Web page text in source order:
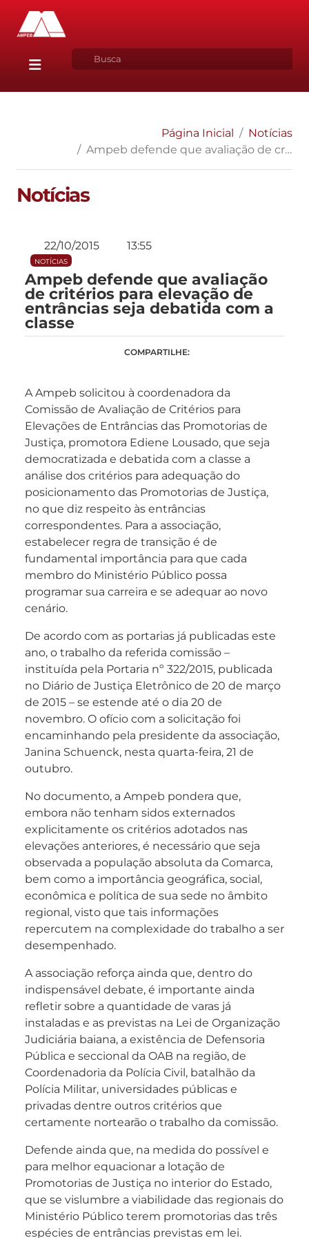
Página Inicial
Notícias
Ampeb defende que avaliação de critérios para elevação de entrâncias seja debatida com a classe
Notícias
22/10/2015 13:55
NOTÍCIAS
Ampeb defende que avaliação
de critérios para elevação de
entrâncias seja debatida com a
classe
COMPARTILHE:
A Ampeb solicitou à coordenadora da
Comissão de Avaliação de Critérios para
Elevações de Entrâncias das Promotorias de
Justiça, promotora Ediene Lousado, que seja
democratizada e debatida com a classe a
análise dos critérios para adequação do
posicionamento das Promotorias de Justiça,
no que diz respeito às entrâncias
correspondentes. Para a associação,
estabelecer regra de transição é de
fundamental importância para que cada
membro do Ministério Público possa
programar sua carreira e se adequar ao novo
cenário.
De acordo com as portarias já publicadas este
ano, o trabalho da referida comissão –
instituída pela Portaria nº 322/2015, publicada
no Diário de Justiça Eletrônico de 20 de março
de 2015 – se estende até o dia 20 de
novembro. O ofício com a solicitação foi
encaminhando pela presidente da associação,
Janina Schuenck, nesta quarta-feira, 21 de
outubro.
No documento, a Ampeb pondera que,
embora não tenham sidos externados
explicitamente os critérios adotados nas
elevações anteriores, é necessário que seja
observada a população absoluta da Comarca,
bem como a importância geográfica, social,
econômica e política de sua sede no âmbito
regional, visto que tais informações
repercutem na complexidade do trabalho a ser
desempenhado.
A associação reforça ainda que, dentro do
indispensável debate, é importante ainda
refletir sobre a quantidade de varas já
instaladas e as previstas na Lei de Organização
Judiciária baiana, a existência de Defensoria
Pública e seccional da OAB na região, de
Coordenadoria da Polícia Civil, batalhão da
Polícia Militar, universidades públicas e
privadas dentre outros critérios que
certamente nortearão o trabalho da comissão.
Defende ainda que, na medida do possível e
para melhor equacionar a lotação de
Promotorias de Justiça no interior do Estado,
que se vislumbre a viabilidade das regionais do
Ministério Público terem promotorias das três
espécies de entrâncias previstas em lei.